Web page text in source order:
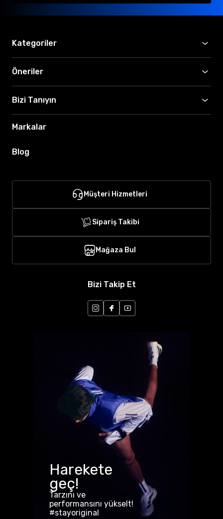
Kategoriler
Öneriler
Bizi Tanıyın
Markalar
Blog
Müşteri Hizmetleri
Sipariş Takibi
Mağaza Bul
Bizi Takip Et
Harekete
geç!
Tarzını ve
performansını yükselt!
#stayoriginal